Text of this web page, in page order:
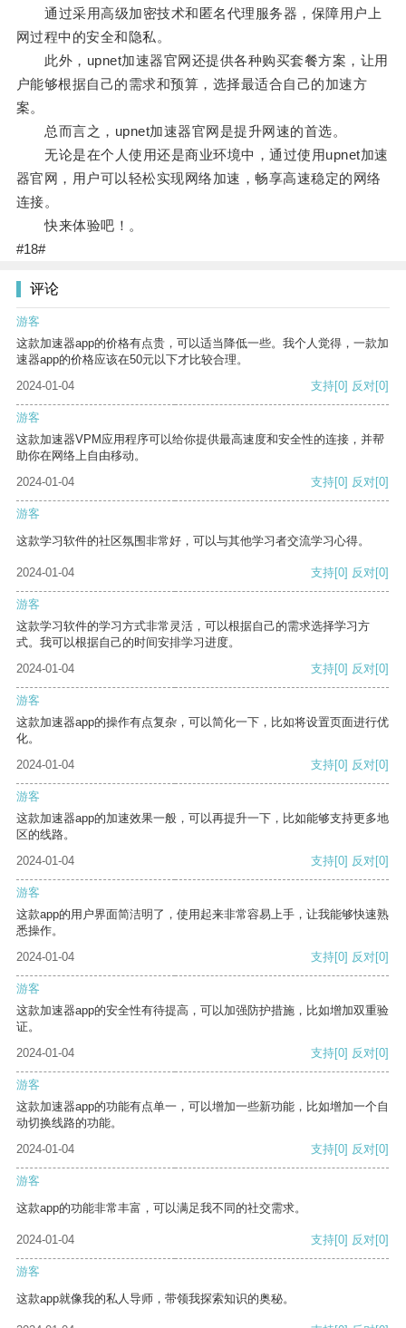
通过采用高级加密技术和匿名代理服务器，保障用户上
网过程中的安全和隐私。
此外，upnet加速器官网还提供各种购买套餐方案，让用
户能够根据自己的需求和预算，选择最适合自己的加速方
案。
总而言之，upnet加速器官网是提升网速的首选。
无论是在个人使用还是商业环境中，通过使用upnet加速
器官网，用户可以轻松实现网络加速，畅享高速稳定的网络
连接。
快来体验吧！。
#18#
评论
游客
这款加速器app的价格有点贵，可以适当降低一些。我个人觉得，一款加
速器app的价格应该在50元以下才比较合理。
2024-01-04
支持[0] 反对[0]
游客
这款加速器VPM应用程序可以给你提供最高速度和安全性的连接，并帮
助你在网络上自由移动。
2024-01-04
支持[0] 反对[0]
游客
这款学习软件的社区氛围非常好，可以与其他学习者交流学习心得。
2024-01-04 支持[0] 反对[0]
游客
这款学习软件的学习方式非常灵活，可以根据自己的需求选择学习方
式。我可以根据自己的时间安排学习进度。
2024-01-04
支持[0] 反对[0]
游客
这款加速器app的操作有点复杂，可以简化一下，比如将设置页面进行优
化。
2024-01-04
支持[0] 反对[0]
游客
这款加速器app的加速效果一般，可以再提升一下，比如能够支持更多地
区的线路。
2024-01-04
支持[0] 反对[0]
游客
这款app的用户界面简洁明了，使用起来非常容易上手，让我能够快速熟
悉操作。
2024-01-04
支持[0] 反对[0]
游客
这款加速器app的安全性有待提高，可以加强防护措施，比如增加双重验
证。
2024-01-04
支持[0] 反对[0]
游客
这款加速器app的功能有点单一，可以增加一些新功能，比如增加一个自
动切换线路的功能。
2024-01-04
支持[0] 反对[0]
游客
这款app的功能非常丰富，可以满足我不同的社交需求。
2024-01-04 支持[0] 反对[0]
游客
这款app就像我的私人导师，带领我探索知识的奥秘。